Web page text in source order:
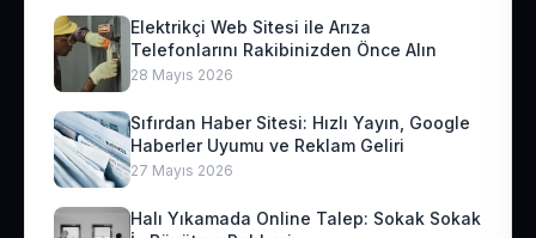
Elektrikçi Web Sitesi ile Arıza
Telefonlarını Rakibinizden Önce Alın
28 Mayıs 2026
Sıfırdan Haber Sitesi: Hızlı Yayın, Google
Haberler Uyumu ve Reklam Geliri
27 Mayıs 2026
Halı Yıkamada Online Talep: Sokak Sokak